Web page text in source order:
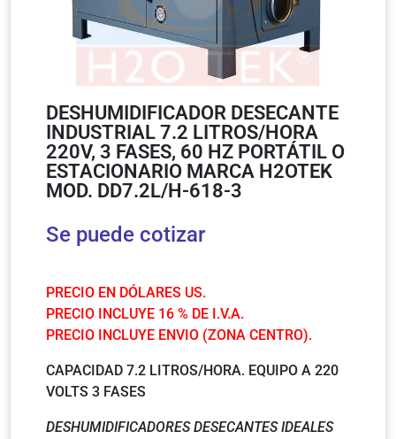
DESHUMIDIFICADOR DESECANTE
INDUSTRIAL 7.2 LITROS/HORA
220V, 3 FASES, 60 HZ PORTÁTIL O
ESTACIONARIO MARCA H2OTEK
MOD. DD7.2L/H-618-3
Se puede cotizar
PRECIO EN DÓLARES US.
PRECIO INCLUYE 16 % DE I.V.A.
PRECIO INCLUYE ENVIO (ZONA CENTRO).
CAPACIDAD 7.2 LITROS/HORA. EQUIPO A 220
VOLTS 3 FASES
DESHUMIDIFICADORES DESECANTES IDEALES